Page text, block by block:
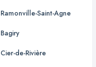
Ramonville-Saint-Agne
Bagiry
Cier-de-Rivière